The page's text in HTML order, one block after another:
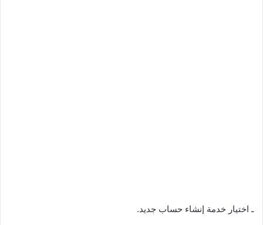
ـ اختيار خدمة إنشاء حساب جديد.